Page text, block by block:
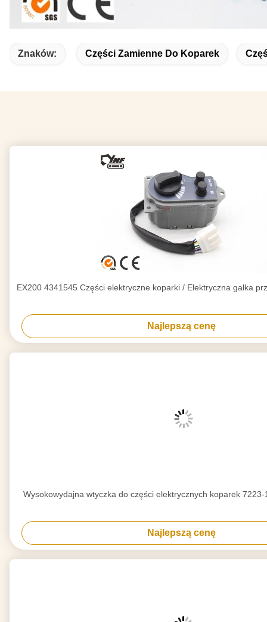
Znaków: Części Zamienne Do Koparek
EX200 4341545 Części elektryczne koparki / Elektryczna gałka
Najlepszą cenę
Wysokowydajna wtyczka do części elektrycznych koparek
Najlepszą cenę